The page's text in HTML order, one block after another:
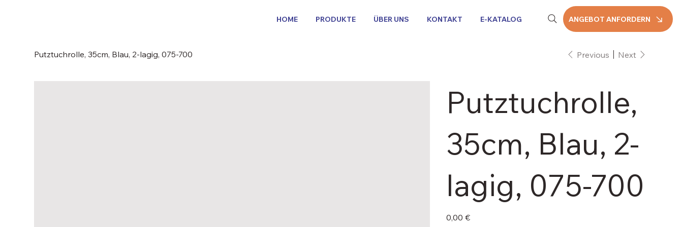
ANGEBOT ANFORDERN
HOME PRODUKTE ÜBER UNS KONTAKT E-KATALOG
Putztuchrolle, 35cm, Blau, 2-lagig, 075-700 Previous Next
Putztuchrolle,
35cm, Blau, 2-
lagig, 075-700
Price
0,00 €